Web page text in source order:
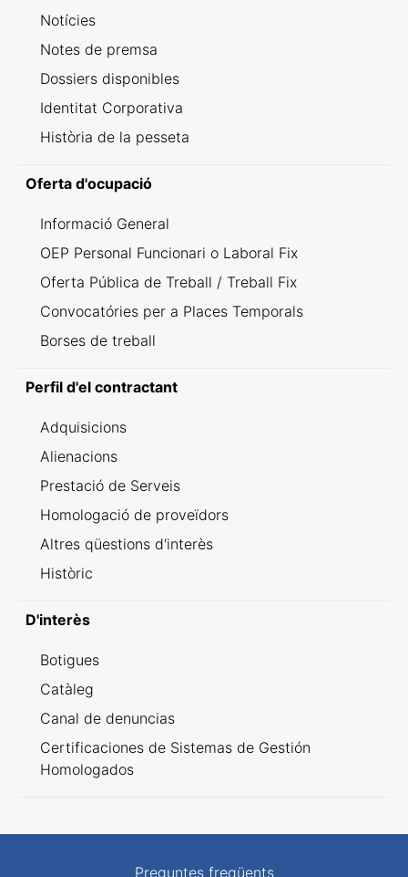
Notícies
Notes de premsa
Dossiers disponibles
Identitat Corporativa
Història de la pesseta
Oferta d'ocupació
Informació General
OEP Personal Funcionari o Laboral Fix
Oferta Pública de Treball / Treball Fix
Convocatóries per a Places Temporals
Borses de treball
Perfil d'el contractant
Adquisicions
Alienacions
Prestació de Serveis
Homologació de proveïdors
Altres qüestions d'interès
Històric
D'interès
Botigues
Catàleg
Canal de denuncias
Certificaciones de Sistemas de Gestión
Homologados
Preguntes freqüents